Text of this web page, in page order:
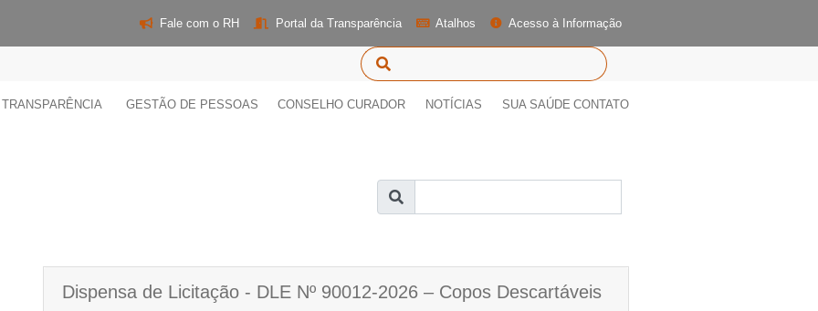
Fale com o RH Portal da Transparência Atalhos Acesso à Informação
TRANSPARÊNCIA GESTÃO DE PESSOAS CONSELHO CURADOR NOTÍCIAS SUA SAÚDE CONTATO
Dispensa de Licitação - DLE Nº 90012-2026 – Copos Descartáveis